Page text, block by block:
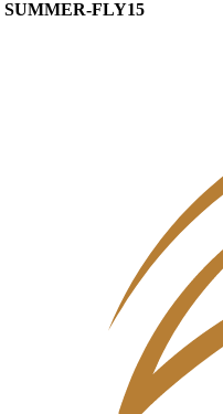
SUMMER-FLY15